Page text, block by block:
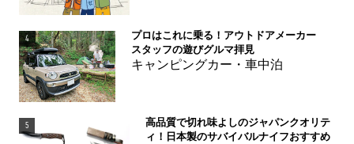
4
プロはこれに乗る！アウトドアメーカー
スタッフの遊びグルマ拝見
キャンピングカー・車中泊
5
高品質で切れ味よしのジャパンクオリテ
ィ！日本製のサバイバルナイフおすすめ